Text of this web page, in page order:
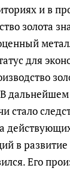
и в
золота
для
стало
в
Его